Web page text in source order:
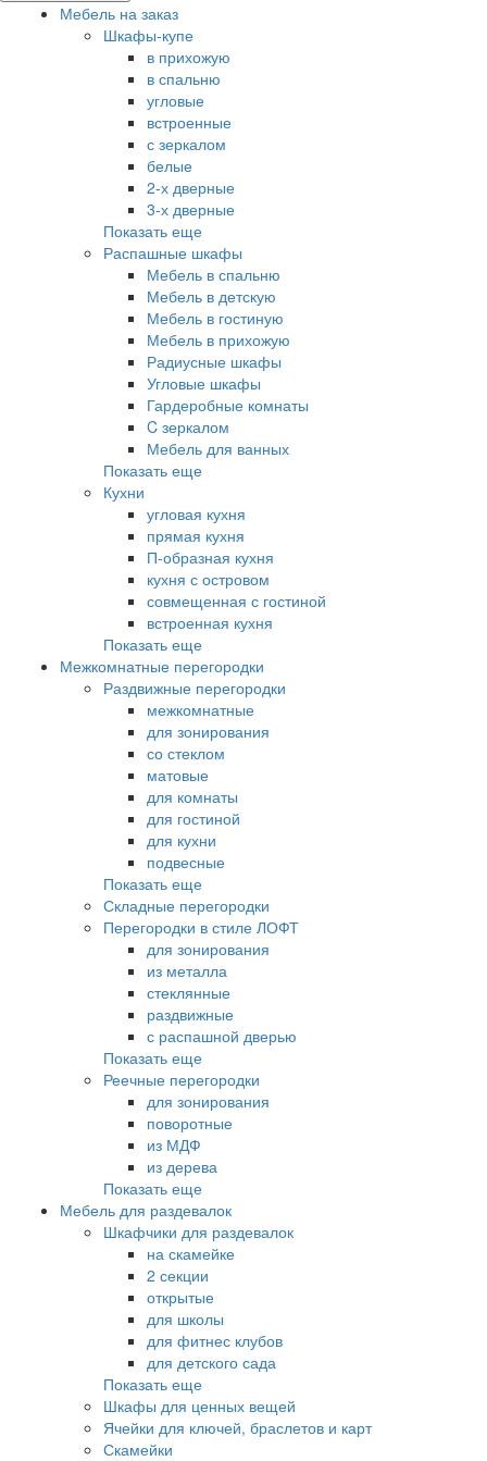
Мебель на заказ
Шкафы-купе
в прихожую
в спальню
угловые
встроенные
с зеркалом
белые
2-х дверные
3-х дверные
Показать еще
Распашные шкафы
Мебель в спальню
Мебель в детскую
Мебель в гостиную
Мебель в прихожую
Радиусные шкафы
Угловые шкафы
Гардеробные комнаты
C зеркалом
Мебель для ванных
Показать еще
Кухни
угловая кухня
прямая кухня
П-образная кухня
кухня с островом
совмещенная с гостиной
встроенная кухня
Показать еще
Межкомнатные перегородки
Раздвижные перегородки
межкомнатные
для зонирования
со стеклом
матовые
для комнаты
для гостиной
для кухни
подвесные
Показать еще
Складные перегородки
Перегородки в стиле ЛОФТ
для зонирования
из металла
стеклянные
раздвижные
с распашной дверью
Показать еще
Реечные перегородки
для зонирования
поворотные
из МДФ
из дерева
Показать еще
Мебель для раздевалок
Шкафчики для раздевалок
на скамейке
2 секции
открытые
для школы
для фитнес клубов
для детского сада
Показать еще
Шкафы для ценных вещей
Ячейки для ключей, браслетов и карт
Скамейки